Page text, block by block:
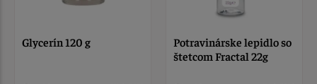
Glycerín 120 g
Potravinárske lepidlo so
štetcom Fractal 22g